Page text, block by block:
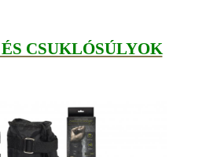
CSUKLÓSÚLYOK